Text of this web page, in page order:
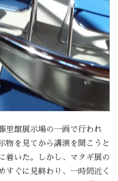
里館展示場の一画で行われ
を見てから講演を聞こうと
着いた。しかし、マタギ展の
すぐに見終わり、一時間近く